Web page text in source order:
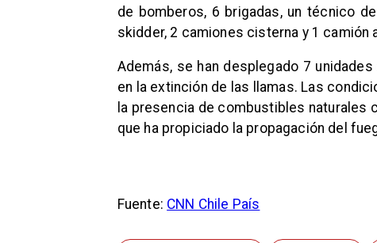
de bomberos, 6 brigadas, un técnico
skidder, 2 camiones cisterna y 1 camión
Además, se han desplegado 7
en la extinción de las llamas. Las
la presencia de combustibles naturales
que ha propiciado la propagación del
Fuente: CNN Chile País